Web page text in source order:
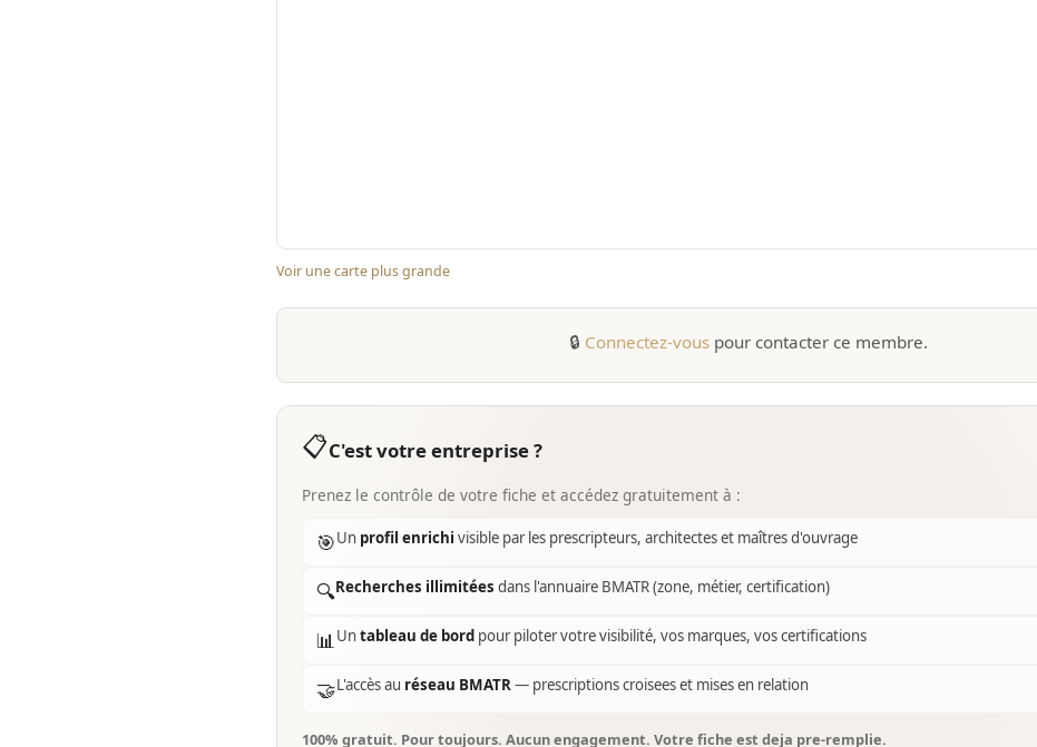
Voir une carte plus grande
🔒 Connectez-vous pour contacter ce membre.
📋C'est votre entreprise ?
Prenez le contrôle de votre fiche et accédez gratuitement à :
🎯Un profil enrichi visible par les prescripteurs, architectes et maîtres d'ouvrage
🔍Recherches illimitées dans l'annuaire BMATR (zone, métier, certification)
📊Untableau de bord pour piloter votre visibilité, vos marques, vos certifications
🤝L'accès au réseau BMATR— prescriptions croisees et mises en relation
100% gratuit. Pour toujours. Aucun engagement. Votre fiche est deja pre-remplie.